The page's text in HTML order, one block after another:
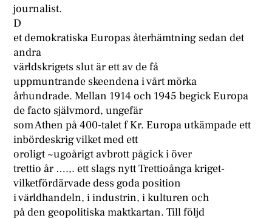
journalist.
D
et demokratiska Europas återhämtning sedan det
andra
världskrigets slut är ett av de få
uppmuntrande skeendena i vårt mörka
århundrade. Mellan 1914 och 1945 begick Europa
de facto självmord, ungefär
som Athen på 400-talet f Kr. Europa utkämpade ett
inbördeskrig vilket med ett
oroligt ~ugoårigt avbrott pågick i över
trettio år ….,. ett slags nytt Trettioånga kriget-
vilketfördärvade dess goda position
i världhandeln, i industrin, i kulturen och
på den geopolitiska maktkartan. Till följd